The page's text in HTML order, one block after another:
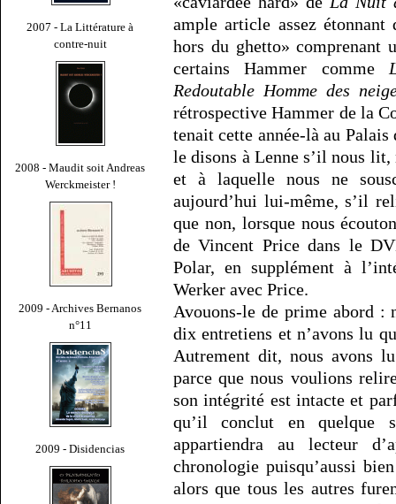
2007 - La Littérature à
contre-nuit
2008 - Maudit soit Andreas
Werckmeister !
2009 - Archives Bernanos
n°11
2009 - Disidencias
ample article assez étonnant
hors du ghetto» comprenant
certains Hammer comme
Redoutable Homme des
rétrospective Hammer de la
tenait cette année-là au
le disons à Lenne s’il nous
et à laquelle nous ne
aujourd’hui lui-même, s’il
que non, lorsque nous
de Vincent Price dans le
Polar, en supplément à
Werker avec Price.
Avouons-le de prime abord :
dix entretiens et n’avons lu
Autrement dit, nous avons
parce que nous voulions
son intégrité est intacte et
qu’il conclut en
appartiendra au lecteur
chronologie puisqu’aussi
alors que tous les autres